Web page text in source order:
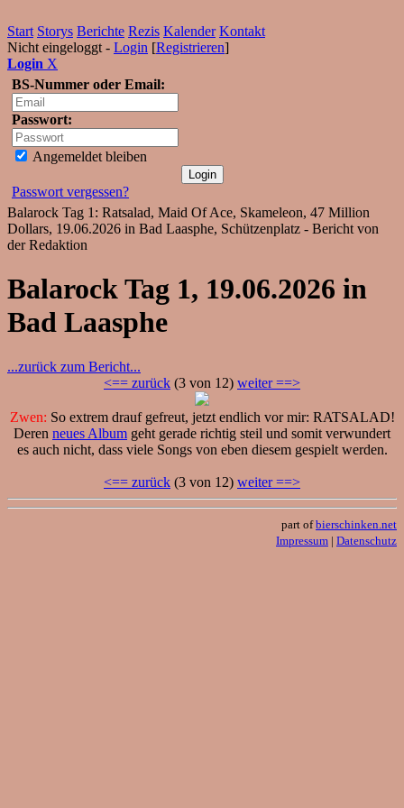
Start Storys Berichte Rezis Kalender Kontakt
Nicht eingeloggt - Login [Registrieren]
Login X
BS-Nummer oder Email:
Passwort:
Angemeldet bleiben
Passwort vergessen?
Balarock Tag 1: Ratsalad, Maid Of Ace, Skameleon, 47 Million
Dollars, 19.06.2026 in Bad Laasphe, Schützenplatz - Bericht von
der Redaktion
Balarock Tag 1, 19.06.2026 in
Bad Laasphe
...zurück zum Bericht...
<== zurück (3 von 12) weiter ==>
Zwen: So extrem drauf gefreut, jetzt endlich vor mir: RATSALAD!
Deren neues Album geht gerade richtig steil und somit verwundert
es auch nicht, dass viele Songs von eben diesem gespielt werden.
<== zurück (3 von 12) weiter ==>
part ofbierschinken.net
Impressum | Datenschutz